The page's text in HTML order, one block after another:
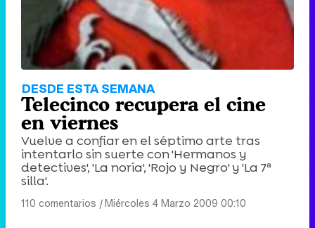
DESDE ESTA SEMANA
Telecinco recupera el cine
en viernes
Vuelve a confiar en el séptimo arte tras
intentarlo sin suerte con 'Hermanos y
detectives', 'La noria', 'Rojo y Negro' y 'La 7ª
silla'.
110 comentarios |Miércoles 4 Marzo 2009 00:10